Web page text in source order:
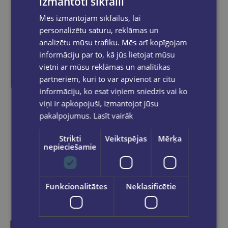
Orders are processed on weekdays from
10:00 to 18:00.
Free delivery
to OMNIVA parcel machines in
Latviafor orders over €40.00.
Free delivery to any GLOBUSS bookstore
within 2-5 working days.
Share on social networks:
Mēs izmantojam sīkfailus, lai
personalizētu saturu, reklāmas un
analizētu mūsu trafiku. Mēs arī kopīgojam
informāciju par to, kā jūs lietojat mūsu
vietni ar mūsu reklāmas un analītikas
partneriem, kuri to var apvienot ar citu
informāciju, ko esat viņiem sniedzis vai ko
viņi ir apkopojuši, izmantojot jūsu
pakalpojumus. Lasīt vairāk
Strikti
nepieciešamie
Veiktspējas Mērķa
Funkcionalitātes Neklasificētie